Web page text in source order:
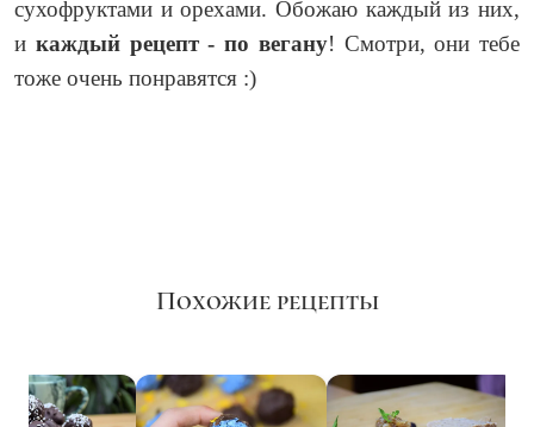
сухофруктами и орехами. Обожаю каждый из них,
и каждый рецепт - по вегану! Смотри, они тебе
тоже очень понравятся :)
Похожие рецепты